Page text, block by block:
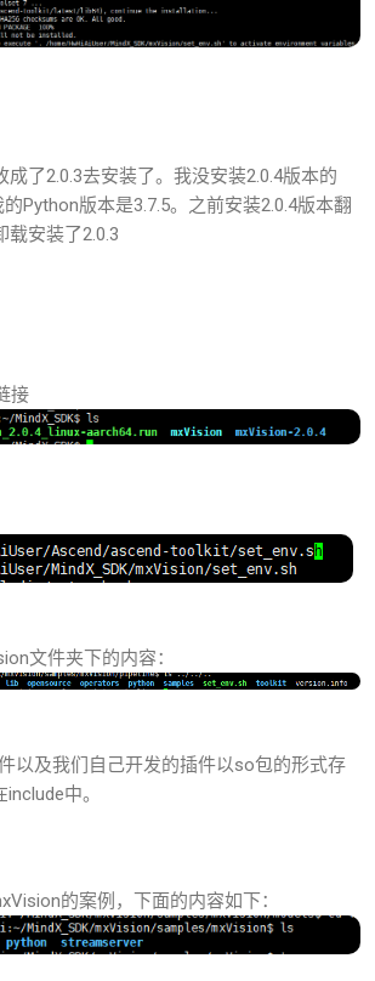
成了2.0.3去安装了。我没安装2.0.4版本的
Python版本是3.7.5。之前安装2.0.4版本翻
载安装了2.0.3
接
文件夹下的内容：
以及我们自己开发的插件以so包的形式存
中。
的案例，下面的内容如下：